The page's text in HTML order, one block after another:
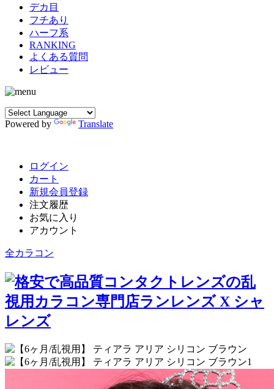
デカ目
フチあり
ハーフ系
RANKING
よくある質問
レビュー
Powered by Translate
ログイン
カート
新規会員登録
注文履歴
お気に入り
アカウント
全カラコン